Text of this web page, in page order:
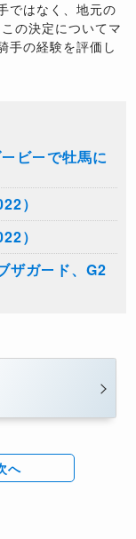
ではなく、地元の
の決定についてマ
手の経験を評価し
ビーで牡馬に
）
）
ザガード、G2
へ